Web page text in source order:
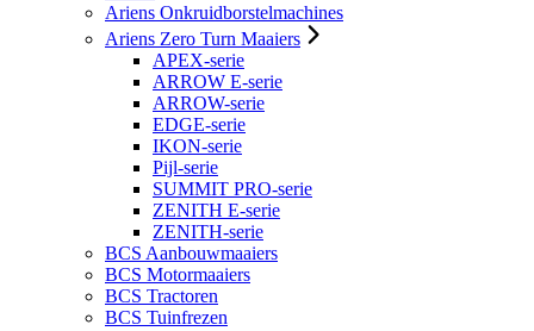
Ariens Onkruidborstelmachines
Ariens Zero Turn Maaiers
APEX-serie
ARROW E-serie
ARROW-serie
EDGE-serie
IKON-serie
Pijl-serie
SUMMIT PRO-serie
ZENITH E-serie
ZENITH-serie
BCS Aanbouwmaaiers
BCS Motormaaiers
BCS Tractoren
BCS Tuinfrezen